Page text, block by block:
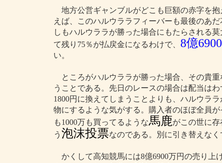
地方公営ギャンブルがどこも巨額の赤字を
えば、このハルウララフィーバーも最後のあ
しもハルウララが勝った場合にもたらされる
て残り75％が払戻金になるわけで、 8億
い。
ところがハルウララが勝った場合、その貴
うことである。先日のレースの場合は配当は
1800円に換えてしまうことよりも、ハルウラ
物にするような気がする。購入者のほぼ全員
も1000万も買ってるような馬鹿がこの世に
う 泡沫投票なのである。別に引き替えな
かくして高知競馬には8億6900万円の売り上